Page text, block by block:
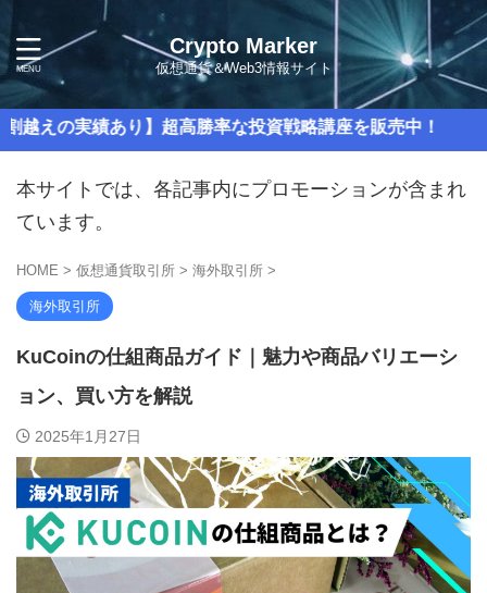
Crypto Marker
仮想通貨＆Web3情報サイト
あり】超高勝率な投資戦略講座を販売中！
本サイトでは、各記事内にプロモーションが含まれ
ています。
HOME > 仮想通貨取引所 > 海外取引所 >
海外取引所
KuCoinの仕組商品ガイド｜魅力や商品バリエーシ
ョン、買い方を解説
2025年1月27日